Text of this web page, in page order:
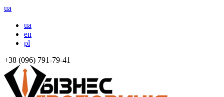
ua
ua
en
pl
+38 (096) 791-79-41